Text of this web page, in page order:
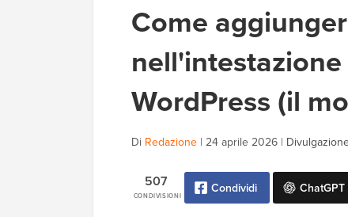
Come
WordPress (il
Di Redazione | 24 aprile 2026 |
CONDIVISIONI
507 Condividi ChatGPT